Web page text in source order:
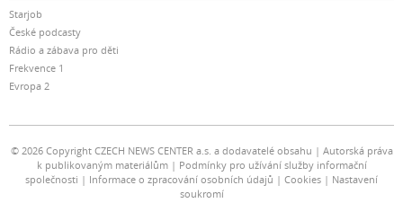
Starjob
České podcasty
Rádio a zábava pro děti
Frekvence 1
Evropa 2
© 2026 Copyright CZECH NEWS CENTER a.s. a dodavatelé obsahu
Autorská práva
k publikovaným materiálům
Podmínky pro užívání služby informační
společnosti
Informace o zpracování osobních údajů Cookies
Nastavení
soukromí